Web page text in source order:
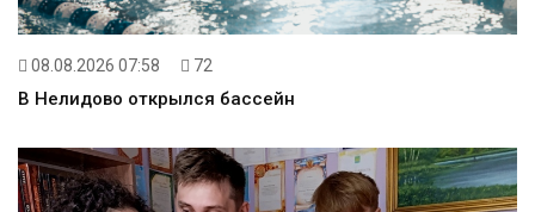
08.08.2026 07:58 72
В Нелидово открылся бассейн